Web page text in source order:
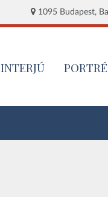
1095 Budapest,
INTERJÚ PORTRÉ